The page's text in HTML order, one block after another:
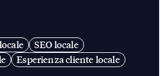
SEO locale
Esperienza cliente locale